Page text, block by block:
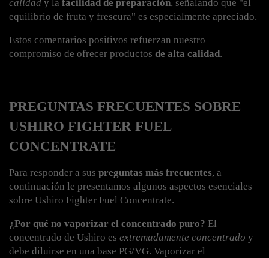
calidad y la facilidad de preparación, señalando que "el
equilibrio de fruta y frescura" es especialmente apreciado.
Estos comentarios positivos refuerzan nuestro
compromiso de ofrecer productos de alta calidad.
PREGUNTAS FRECUENTES SOBRE
USHIRO FIGHTER FUEL
CONCENTRATE
Para responder a sus preguntas más frecuentes, a
continuación le presentamos algunos aspectos esenciales
sobre Ushiro Fighter Fuel Concentrate.
¿Por qué no vaporizar el concentrado puro? El
concentrado de Ushiro es extremadamente concentrado y
debe diluirse en una base PG/VG. Vaporizar el